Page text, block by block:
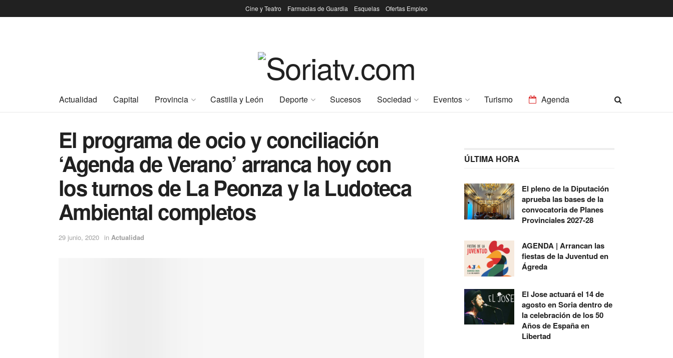
Cine y Teatro Farmacias de Guardia Esquelas Ofertas Empleo
Actualidad Capital Provincia Castilla y León Deporte Sucesos Sociedad Eventos Turismo Agenda
El programa de ocio y conciliación
‘Agenda de Verano’ arranca hoy con
los turnos de La Peonza y la Ludoteca
Ambiental completos
29 junio, 2020 in Actualidad
ÚLTIMA HORA
El pleno de la Diputación
aprueba las bases de la
convocatoria de Planes
Provinciales 2027-28
AGENDA | Arrancan las
fiestas de la Juventud en
Ágreda
El Jose actuará el 14 de
agosto en Soria dentro de
la celebración de los 50
Años de España en
Libertad